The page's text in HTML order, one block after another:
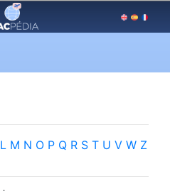
L M N O P Q R S T U V W Z